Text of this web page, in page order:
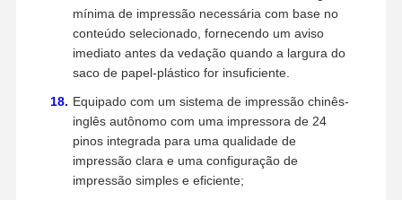
mínima de impressão necessária com base no
conteúdo selecionado, fornecendo um aviso
imediato antes da vedação quando a largura do
saco de papel-plástico for insuficiente.
Equipado com um sistema de impressão chinês-
inglês autônomo com uma impressora de 24
pinos integrada para uma qualidade de
impressão clara e uma configuração de
impressão simples e eficiente;